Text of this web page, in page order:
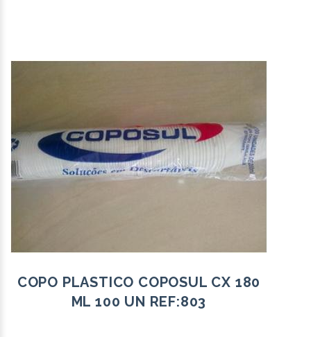
COPO PLASTICO COPOSUL CX 180
ML 100 UN REF:803